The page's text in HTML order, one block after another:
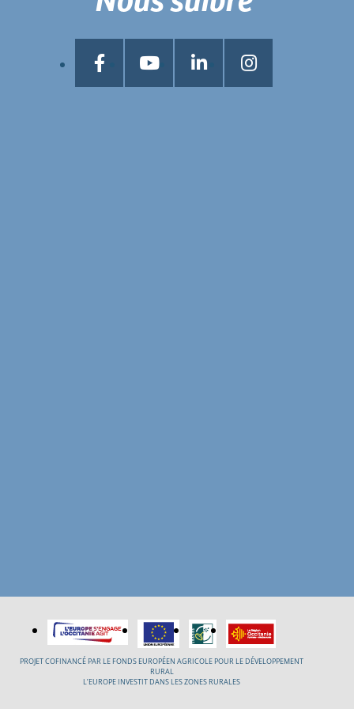
PROJET COFINANCÉ PAR LE FONDS EUROPÉEN AGRICOLE POUR LE DÉVELOPPEMENT
RURAL
L’EUROPE INVESTIT DANS LES ZONES RURALES